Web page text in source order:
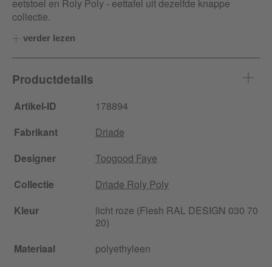
eetstoel en Roly Poly - eettafel uit dezelfde knappe
collectie.
verder lezen
Productdetails
Artikel-ID
178894
Fabrikant
Driade
Designer
Toogood Faye
Collectie
Driade Roly Poly
Kleur
licht roze (Flesh RAL DESIGN 030 70
20)
Materiaal
polyethyleen